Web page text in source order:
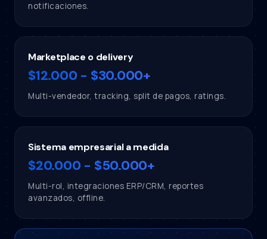
notificaciones.
Marketplace o delivery
$12.000 - $30.000+
Multi-vendedor, tracking, split de pagos, ratings.
Sistema empresarial a medida
$20.000 - $50.000+
Multi-rol, integraciones ERP/CRM, reportes
avanzados, offline.